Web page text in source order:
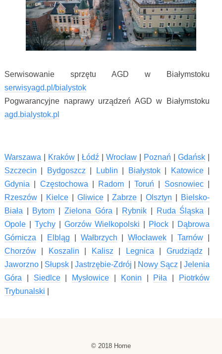
Serwisowanie sprzętu AGD w Białymstoku
serwisyagd.pl/bialystok
Pogwarancyjne naprawy urządzeń AGD w Białymstoku
agd.bialystok.pl
Warszawa Kraków|Łódź |Wrocław Poznań |Gdańsk
Szczecin
Bydgoszcz Lublin Białystok| Katowice|
Gdynia
Częstochowa Radom |Toruń Sosnowiec|
Rzeszów| Kielce| Gliwice|Zabrze |Olsztyn
Bielsko-
Biała
Bytom Zielona Góra Rybnik Ruda Śląska
Opole| Tychy| Gorzów Wielkopolski Płock
Dąbrowa
Górnicza
Elbląg Wałbrzych |Włocławek |Tarnów
Chorzów| Koszalin Kalisz Legnica Grudziądz
Jaworzno| Słupsk|Jastrzębie-Zdrój Nowy Sącz |Jelenia
Góra
Siedlce| Mysłowice Konin Piła
Piotrków
Trybunalski
© 2018 Home